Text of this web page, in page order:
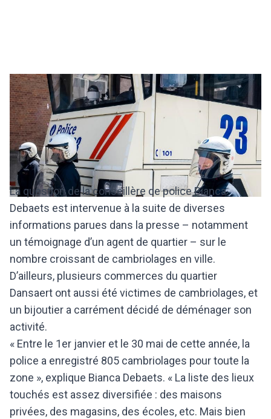
La question de la conseillère de police Bianca
Debaets est intervenue à la suite de diverses
informations parues dans la presse – notamment
un témoignage d’un agent de quartier – sur le
nombre croissant de cambriolages en ville.
D’ailleurs, plusieurs commerces du quartier
Dansaert ont aussi été victimes de cambriolages, et
un bijoutier a carrément décidé de déménager son
activité.
« Entre le 1er janvier et le 30 mai de cette année, la
police a enregistré 805 cambriolages pour toute la
zone », explique Bianca Debaets. « La liste des lieux
touchés est assez diversifiée : des maisons
privées, des magasins, des écoles, etc. Mais bien